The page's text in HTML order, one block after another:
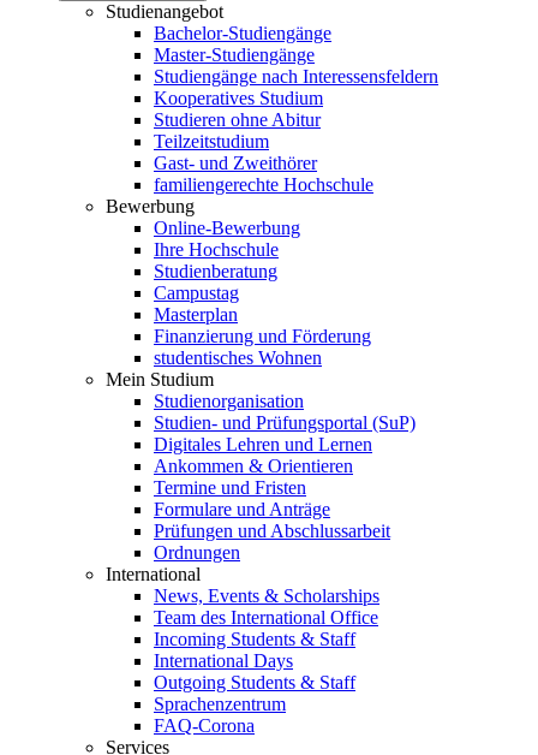
Studienangebot
Bachelor-Studiengänge
Master-Studiengänge
Studiengänge nach Interessensfeldern
Kooperatives Studium
Studieren ohne Abitur
Teilzeitstudium
Gast- und Zweithörer
familiengerechte Hochschule
Bewerbung
Online-Bewerbung
Ihre Hochschule
Studienberatung
Campustag
Masterplan
Finanzierung und Förderung
studentisches Wohnen
Mein Studium
Studienorganisation
Studien- und Prüfungsportal (SuP)
Digitales Lehren und Lernen
Ankommen & Orientieren
Termine und Fristen
Formulare und Anträge
Prüfungen und Abschlussarbeit
Ordnungen
International
News, Events & Scholarships
Team des International Office
Incoming Students & Staff
International Days
Outgoing Students & Staff
Sprachenzentrum
FAQ-Corona
Services